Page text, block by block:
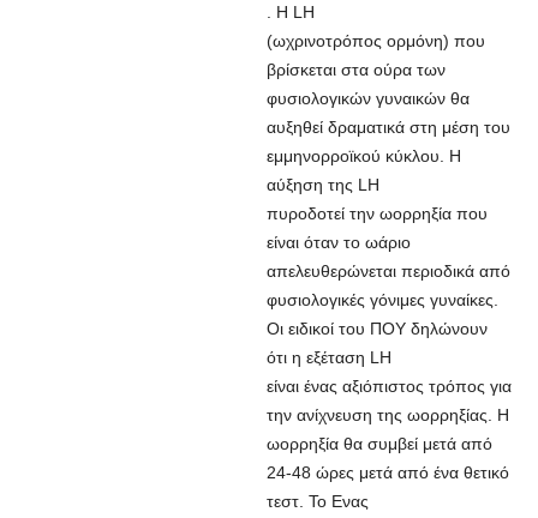
. Η LH
(ωχρινοτρόπος ορμόνη) που
βρίσκεται στα ούρα των
φυσιολογικών γυναικών θα
αυξηθεί δραματικά στη μέση του
εμμηνορροϊκού κύκλου. Η
αύξηση της LH
πυροδοτεί την ωορρηξία που
είναι όταν το ωάριο
απελευθερώνεται περιοδικά από
φυσιολογικές γόνιμες γυναίκες.
Οι ειδικοί του ΠΟΥ δηλώνουν
ότι η εξέταση LH
είναι ένας αξιόπιστος τρόπος για
την ανίχνευση της ωορρηξίας. Η
ωορρηξία θα συμβεί μετά από
24-48 ώρες μετά από ένα θετικό
τεστ. Το Ενας